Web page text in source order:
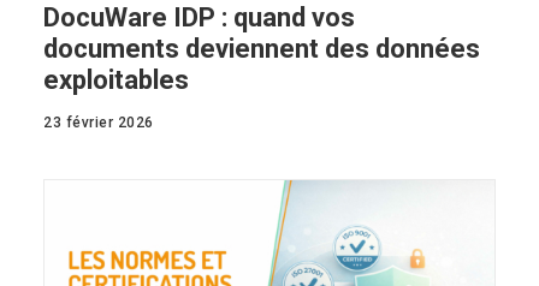
DocuWare IDP : quand vos
documents deviennent des données
exploitables
23 février 2026